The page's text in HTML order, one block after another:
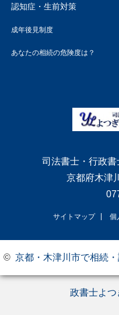
認知症・生前対策
成年後見制度
あなたの相続の危険度は？
司法書士・行政
京都府木津
サイトマップ 個
© 京都・木津川市で相続
政書士よ